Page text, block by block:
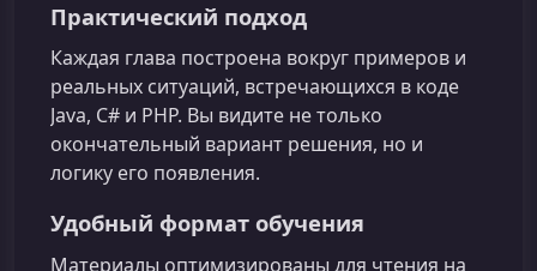
Практический подход
Каждая глава построена вокруг примеров и
реальных ситуаций, встречающихся в коде
Java, C# и PHP. Вы видите не только
окончательный вариант решения, но и
логику его появления.
Удобный формат обучения
Материалы оптимизированы для чтения на